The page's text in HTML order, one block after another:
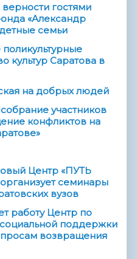
гостями
«Александр
семьи
культур Саратова в
на добрых людей
участников
конфликтов на
Центр «ПУТЬ
семинары
вузов
работу Центр по
поддержки
возвращения